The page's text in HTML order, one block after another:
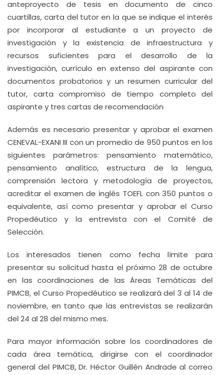
anteproyecto de tesis en documento de cinco
cuartillas, carta del tutor en la que se indique el interés
por incorporar al estudiante a un proyecto de
investigación y la existencia de infraestructura y
recursos suficientes para el desarrollo de la
investigación, currículo en extenso del aspirante con
documentos probatorios y un resumen curricular del
tutor, carta compromiso de tiempo completo del
aspirante y tres cartas de recomendación
Además es necesario presentar y aprobar el examen
CENEVAL-EXANI III con un promedio de 950 puntos en los
siguientes parámetros: pensamiento matemático,
pensamiento analítico, estructura de la lengua,
comprensión lectora y metodología de proyectos,
acreditar el examen de inglés TOEFL con 350 puntos o
equivalente, así como presentar y aprobar el Curso
Propedéutico y la entrevista con el Comité de
Selección.
Los interesados tienen como fecha límite para
presentar su solicitud hasta el próximo 28 de octubre
en las coordinaciones de las Áreas Temáticas del
PIMCB, el Curso Propedéutico se realizará del 3 al 14 de
noviembre, en tanto que las entrevistas se realizarán
del 24 al 28 del mismo mes.
Para mayor información sobre los coordinadores de
cada área temática, dirigirse con el coordinador
general del PIMCB, Dr. Héctor Guillén Andrade al correo